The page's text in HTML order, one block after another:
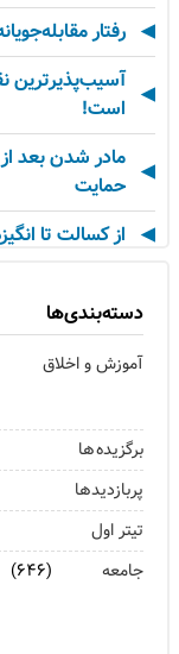
رفتار
آسیب‌پذیرترین
است!
مادر شدن بعد
حمایت
از کسالت تا
ترندهای عاشقی ۲۰۲۶ که همه را شوکه می‌کند!
رهبران
فناوری‌های
نیستند
روان‌شناسی
بگیرید
وقتی فناوری
دسته‌بندی‌ها
آموزش و اخلاق
برگزیده ها
پربازدیدها
تیتر اول
جامعه
(۶۴۶)